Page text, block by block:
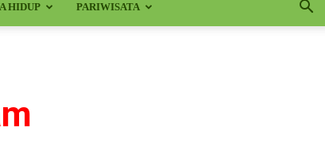
HIDUP PARIWISATA